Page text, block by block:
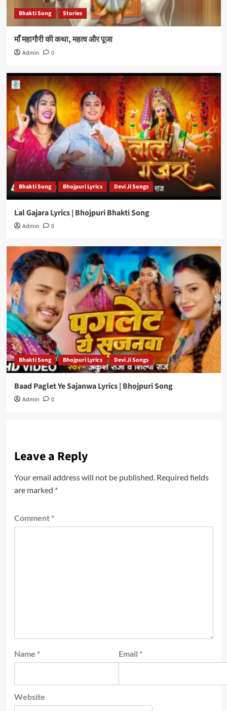
Bhakti Song Stories
माँ महागौरी की कथा, महत्व और पूजा
Admin 0
Bhakti Song Bhojpuri Lyrics Devi Ji Songs
Lal Gajara Lyrics | Bhojpuri Bhakti Song
Admin 0
Bhakti Song Bhojpuri Lyrics Devi Ji Songs
Baad Paglet Ye Sajanwa Lyrics | Bhojpuri Song
Admin 0
Leave a Reply
Your email address will not be published. Required fields
are marked *
Comment *
Name * Email *
Website